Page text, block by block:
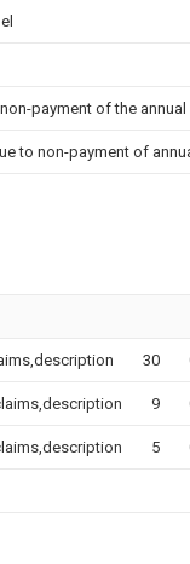
payment of the annual
to non-payment of
30
9
5